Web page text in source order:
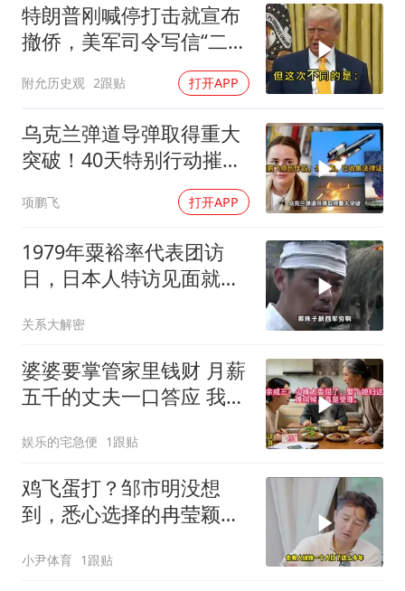
特朗普刚喊停打击就宣布
撤侨，美军司令写信“二选
一”，伊朗这回还会上当
吗？
附允历史观 2跟贴 打开APP
乌克兰弹道导弹取得重大
突破！40天特别行动摧毁
项鹏飞 打开APP
1979年粟裕率代表团访
日，日本人特访见面就喊
关系大解密
婆婆要掌管家里钱财 月薪
五千的丈夫一口答应 我拒
娱乐的宅急便 1跟贴
鸡飞蛋打？邹市明没想
到，悉心选择的冉莹颖，
小尹体育 1跟贴